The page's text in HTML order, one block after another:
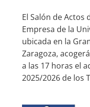
El Salón de Actos
Empresa de la
ubicada en la
Zaragoza,
a las 17 horas el
2025/2026 de los